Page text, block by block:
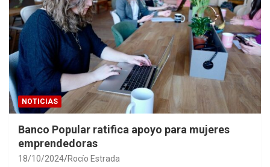
NOTICIAS
Banco Popular ratifica apoyo para mujeres
emprendedoras
18/10/2024 Rocío Estrada